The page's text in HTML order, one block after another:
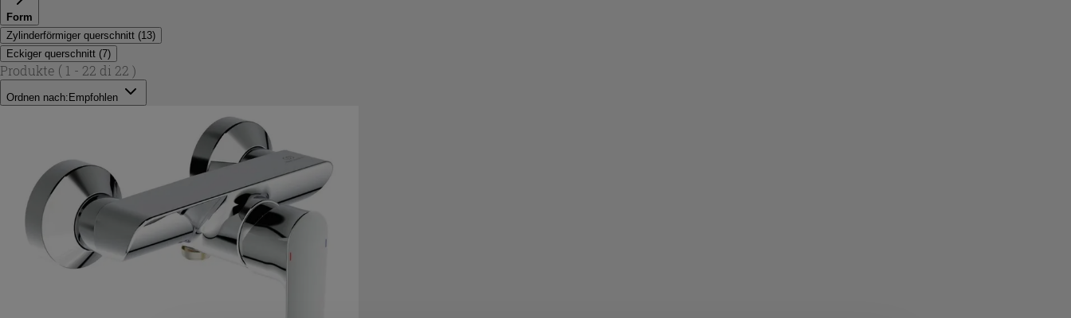
Form
Zylinderförmiger querschnitt (13)
Eckiger querschnitt (7)
Produkte ( 1 - 22 di 22 )
Ordnen nach: Empfohlen